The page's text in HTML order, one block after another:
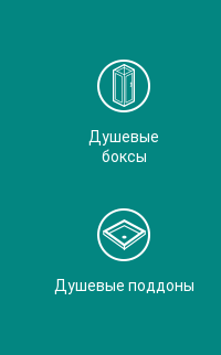
Душевые
боксы
Душевые поддоны